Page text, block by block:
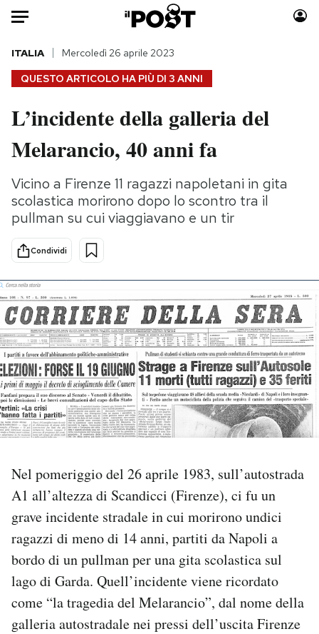
Auto
HOME
Italia
Politica
Tecnologia
Internet
Scienza
Cultura
Economia
Sport
Moda
Consumismi
Storie/Idee
Ok Boomer!
Media
Mondiali calcio 2026
PODCAST
NEWSLETTER
SHOP
CALENDARIO
AREA PERSONALE
Area Personale
QUESTO ARTICOLO HA PIÙ DI 3 ANNI
ITALIA Mercoledì 26 aprile 2023
L’incidente della galleria del
Melarancio, 40 anni fa
Vicino a Firenze 11 ragazzi napoletani in gita
scolastica morirono dopo lo scontro tra il
pullman su cui viaggiavano e un tir
Condividi
Nel pomeriggio del 26 aprile 1983, sull’autostrada
A1 all’altezza di Scandicci (Firenze), ci fu un
grave incidente stradale in cui morirono undici
ragazzi di meno di 14 anni, partiti da Napoli a
bordo di un pullman per una gita scolastica sul
lago di Garda. Quell’incidente viene ricordato
come “la tragedia del Melarancio”, dal nome della
galleria autostradale nei pressi dell’uscita Firenze